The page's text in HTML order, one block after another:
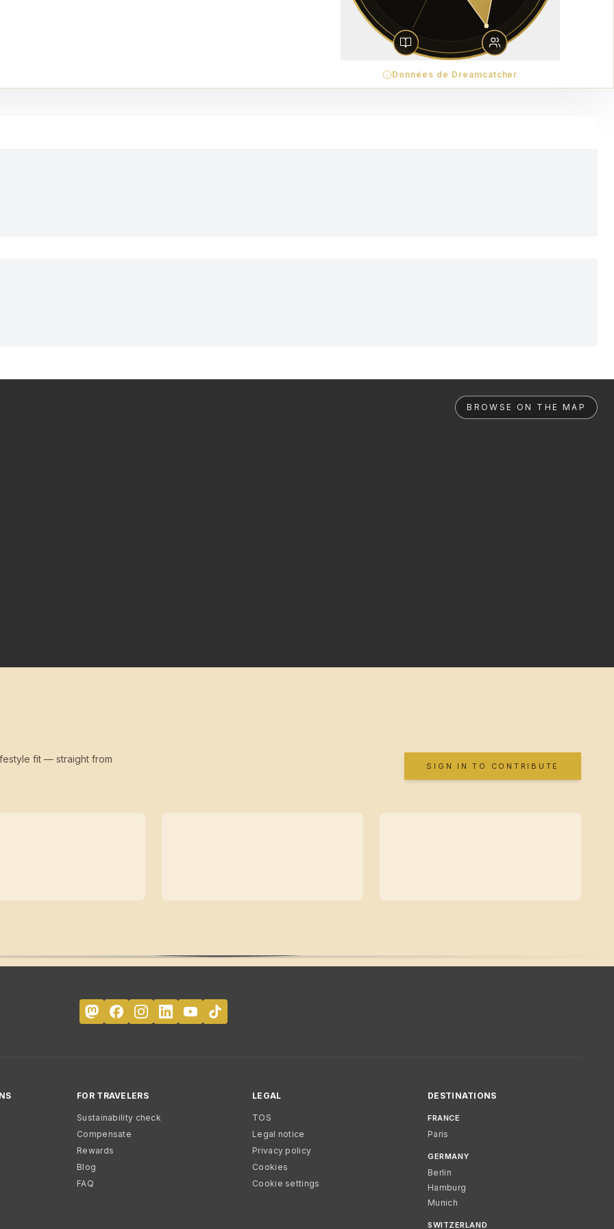
Données de Dreamcatcher
BROWSE ON THE MAP
fit — straight from
SIGN IN TO CONTRIBUTE
FOR TRAVELERS
Sustainability check
Compensate
Rewards
Blog
FAQ
LEGAL
TOS
Legal notice
Privacy policy
Cookies
Cookie settings
DESTINATIONS
FRANCE
Paris
GERMANY
Berlin
Hamburg
Munich
SWITZERLAND